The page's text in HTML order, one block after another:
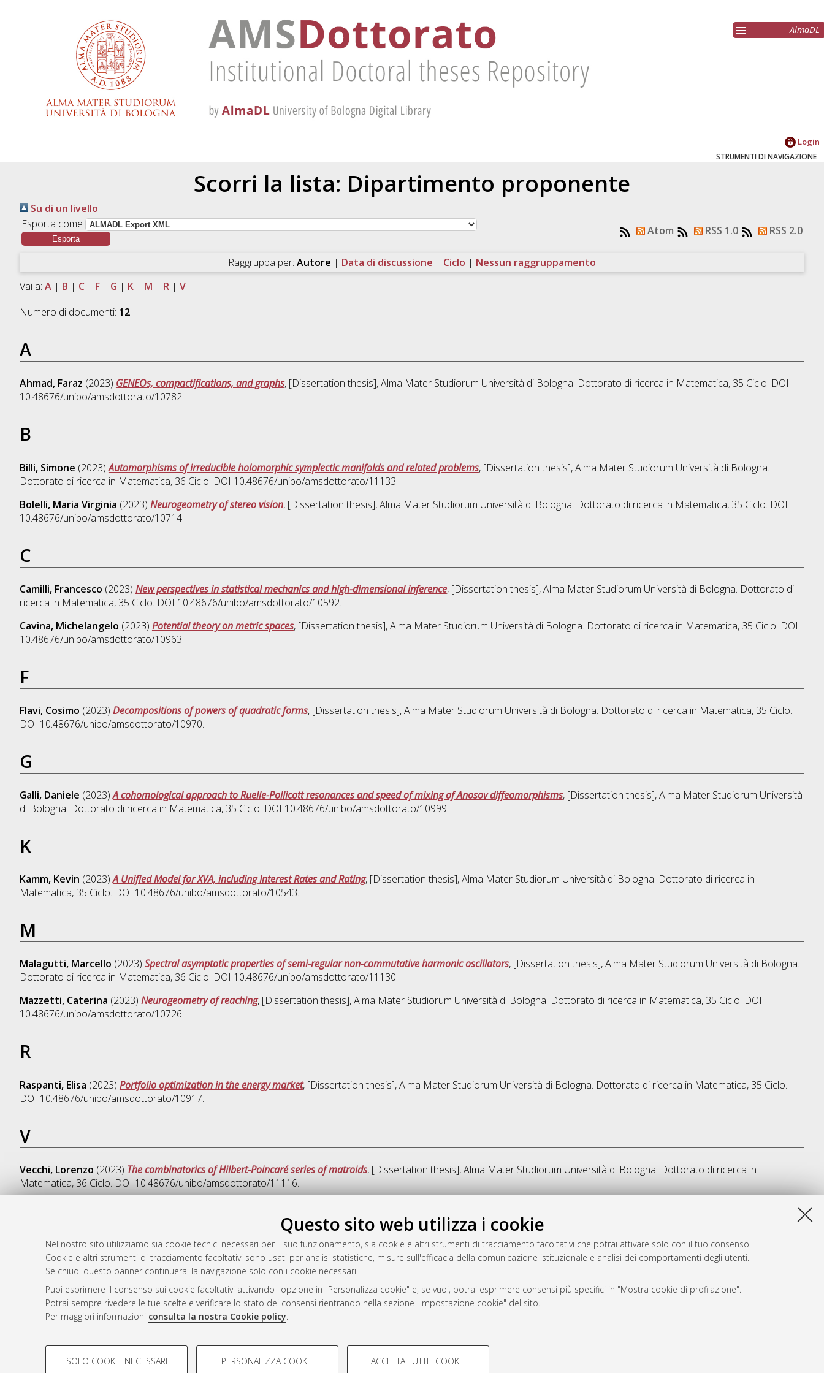
Questo sito web utilizza i cookie
Nel nostro sito utilizziamo sia cookie tecnici necessari per il suo funzionamento, sia cookie e altri strumenti di tracciamento facoltativi che potrai attivare solo con il tuo consenso.
Cookie e altri strumenti di tracciamento facoltativi sono usati per analisi statistiche, misure sull'efficacia della comunicazione istituzionale e analisi dei comportamenti degli utenti.
Se chiudi questo banner continuerai la navigazione solo con i cookie necessari.
Puoi esprimere il consenso sui cookie facoltativi attivando l'opzione in "Personalizza cookie" e, se vuoi, potrai esprimere consensi più specifici in "Mostra cookie di profilazione".
Potrai sempre rivedere le tue scelte e verificare lo stato dei consensi rientrando nella sezione "Impostazione cookie" del sito.
Per maggiori informazioni consulta la nostra Cookie policy.
COOKIE DI PROFILAZIONE - FACOLTATIVI COOKIE TECNICI - NECESSARI
SOLO COOKIE NECESSARI PERSONALIZZA COOKIE ACCETTA TUTTI I COOKIE
AlmaDL
Login
STRUMENTI DI NAVIGAZIONE
Scorri la lista: Dipartimento proponente
Su di un livello
Esporta come
Atom RSS 1.0 RSS 2.0
Raggruppa per: Autore | Data di discussione | Ciclo | Nessun raggruppamento
Vai a: A| B | C| F| G | K| M | R| V
Numero di documenti: 12.
A
Ahmad, Faraz (2023) GENEOs, compactifications, and graphs, [Dissertation thesis], Alma Mater Studiorum Università di Bologna. Dottorato di ricerca in Matematica, 35 Ciclo. DOI
10.48676/unibo/amsdottorato/10782.
B
Billi, Simone (2023)Automorphisms of irreducible holomorphic symplectic manifolds and related problems, [Dissertation thesis], Alma Mater Studiorum Università di Bologna.
Dottorato di ricerca in Matematica, 36 Ciclo. DOI 10.48676/unibo/amsdottorato/11133.
Bolelli, Maria Virginia (2023) Neurogeometry of stereo vision, [Dissertation thesis], Alma Mater Studiorum Università di Bologna. Dottorato di ricerca in Matematica, 35 Ciclo. DOI
10.48676/unibo/amsdottorato/10714.
C
Camilli, Francesco (2023) New perspectives in statistical mechanics and high-dimensional inference, [Dissertation thesis], Alma Mater Studiorum Università di Bologna. Dottorato di
ricerca in Matematica, 35 Ciclo. DOI 10.48676/unibo/amsdottorato/10592.
Cavina, Michelangelo (2023) Potential theory on metric spaces, [Dissertation thesis], Alma Mater Studiorum Università di Bologna. Dottorato di ricerca in Matematica, 35 Ciclo. DOI
10.48676/unibo/amsdottorato/10963.
F
Flavi, Cosimo (2023) Decompositions of powers of quadratic forms, [Dissertation thesis], Alma Mater Studiorum Università di Bologna. Dottorato di ricerca in Matematica, 35 Ciclo.
DOI 10.48676/unibo/amsdottorato/10970.
G
Galli, Daniele (2023)A cohomological approach to Ruelle-Pollicott resonances and speed of mixing of Anosov diffeomorphisms, [Dissertation thesis], Alma Mater Studiorum Università
di Bologna. Dottorato di ricerca in Matematica, 35 Ciclo. DOI 10.48676/unibo/amsdottorato/10999.
K
Kamm, Kevin (2023)A Unified Model for XVA, including Interest Rates and Rating, [Dissertation thesis], Alma Mater Studiorum Università di Bologna. Dottorato di ricerca in
Matematica, 35 Ciclo. DOI 10.48676/unibo/amsdottorato/10543.
M
Malagutti, Marcello (2023) Spectral asymptotic properties of semi-regular non-commutative harmonic oscillators, [Dissertation thesis], Alma Mater Studiorum Università di Bologna.
Dottorato di ricerca in Matematica, 36 Ciclo. DOI 10.48676/unibo/amsdottorato/11130.
Mazzetti, Caterina (2023) Neurogeometry of reaching, [Dissertation thesis], Alma Mater Studiorum Università di Bologna. Dottorato di ricerca in Matematica, 35 Ciclo. DOI
10.48676/unibo/amsdottorato/10726.
R
Raspanti, Elisa (2023) Portfolio optimization in the energy market, [Dissertation thesis], Alma Mater Studiorum Università di Bologna. Dottorato di ricerca in Matematica, 35 Ciclo.
DOI 10.48676/unibo/amsdottorato/10917.
V
Vecchi, Lorenzo (2023) The combinatorics of Hilbert-Poincaré series of matroids, [Dissertation thesis], Alma Mater Studiorum Università di Bologna. Dottorato di ricerca in
Matematica, 36 Ciclo. DOI 10.48676/unibo/amsdottorato/11116.
Questa lista e' stata generata il Thu Aug 6 20:50:25 2026 CEST.
Atom
Rss 1.0
Rss 2.0
AMS Dottorato
ISSN: 2038-7946
Servizio implementato e gestito da
Impostazioni Cookie
Informativa sulla privacy
Condizioni d’uso del sito